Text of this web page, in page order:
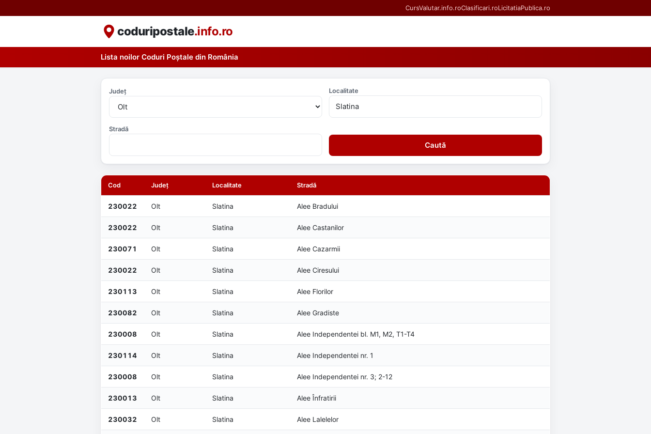
CursValutar.info.roClasificari.roLicitatiaPublica.ro
coduripostale.info.ro
Lista noilor Coduri Poștale din România
Județ Localitate
Stradă
Caută
Cod Județ Localitate Stradă
230022 Olt Slatina Alee Bradului
230022 Olt Slatina Alee Castanilor
230071 Olt Slatina Alee Cazarmii
230022 Olt Slatina Alee Ciresului
230113 Olt Slatina Alee Florilor
230082 Olt Slatina Alee Gradiste
230008 Olt Slatina Alee Independentei bl. M1, M2, T1-T4
230114 Olt Slatina Alee Independentei nr. 1
230008 Olt Slatina Alee Independentei nr. 3; 2-12
230013 Olt Slatina Alee Înfratirii
230032 Olt Slatina Alee Lalelelor